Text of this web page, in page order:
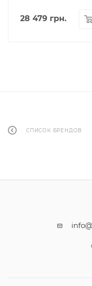
28 479 грн.
СПИСОК БРЕНДОВ